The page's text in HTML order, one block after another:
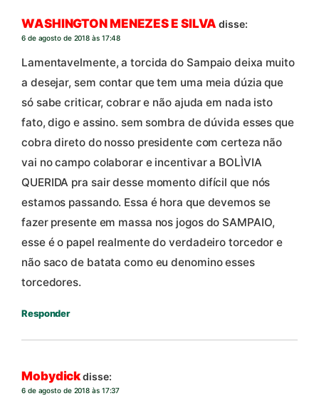
WASHINGTON MENEZES E SILVA disse:
6 de agosto de 2018 às 17:48
Lamentavelmente, a torcida do Sampaio deixa muito
a desejar, sem contar que tem uma meia dúzia que
só sabe criticar, cobrar e não ajuda em nada isto
fato, digo e assino. sem sombra de dúvida esses que
cobra direto do nosso presidente com certeza não
vai no campo colaborar e incentivar a BOLÌVIA
QUERIDA pra sair desse momento difícil que nós
estamos passando. Essa é hora que devemos se
fazer presente em massa nos jogos do SAMPAIO,
esse é o papel realmente do verdadeiro torcedor e
não saco de batata como eu denomino esses
torcedores.
Responder
Mobydickdisse:
6 de agosto de 2018 às 17:37